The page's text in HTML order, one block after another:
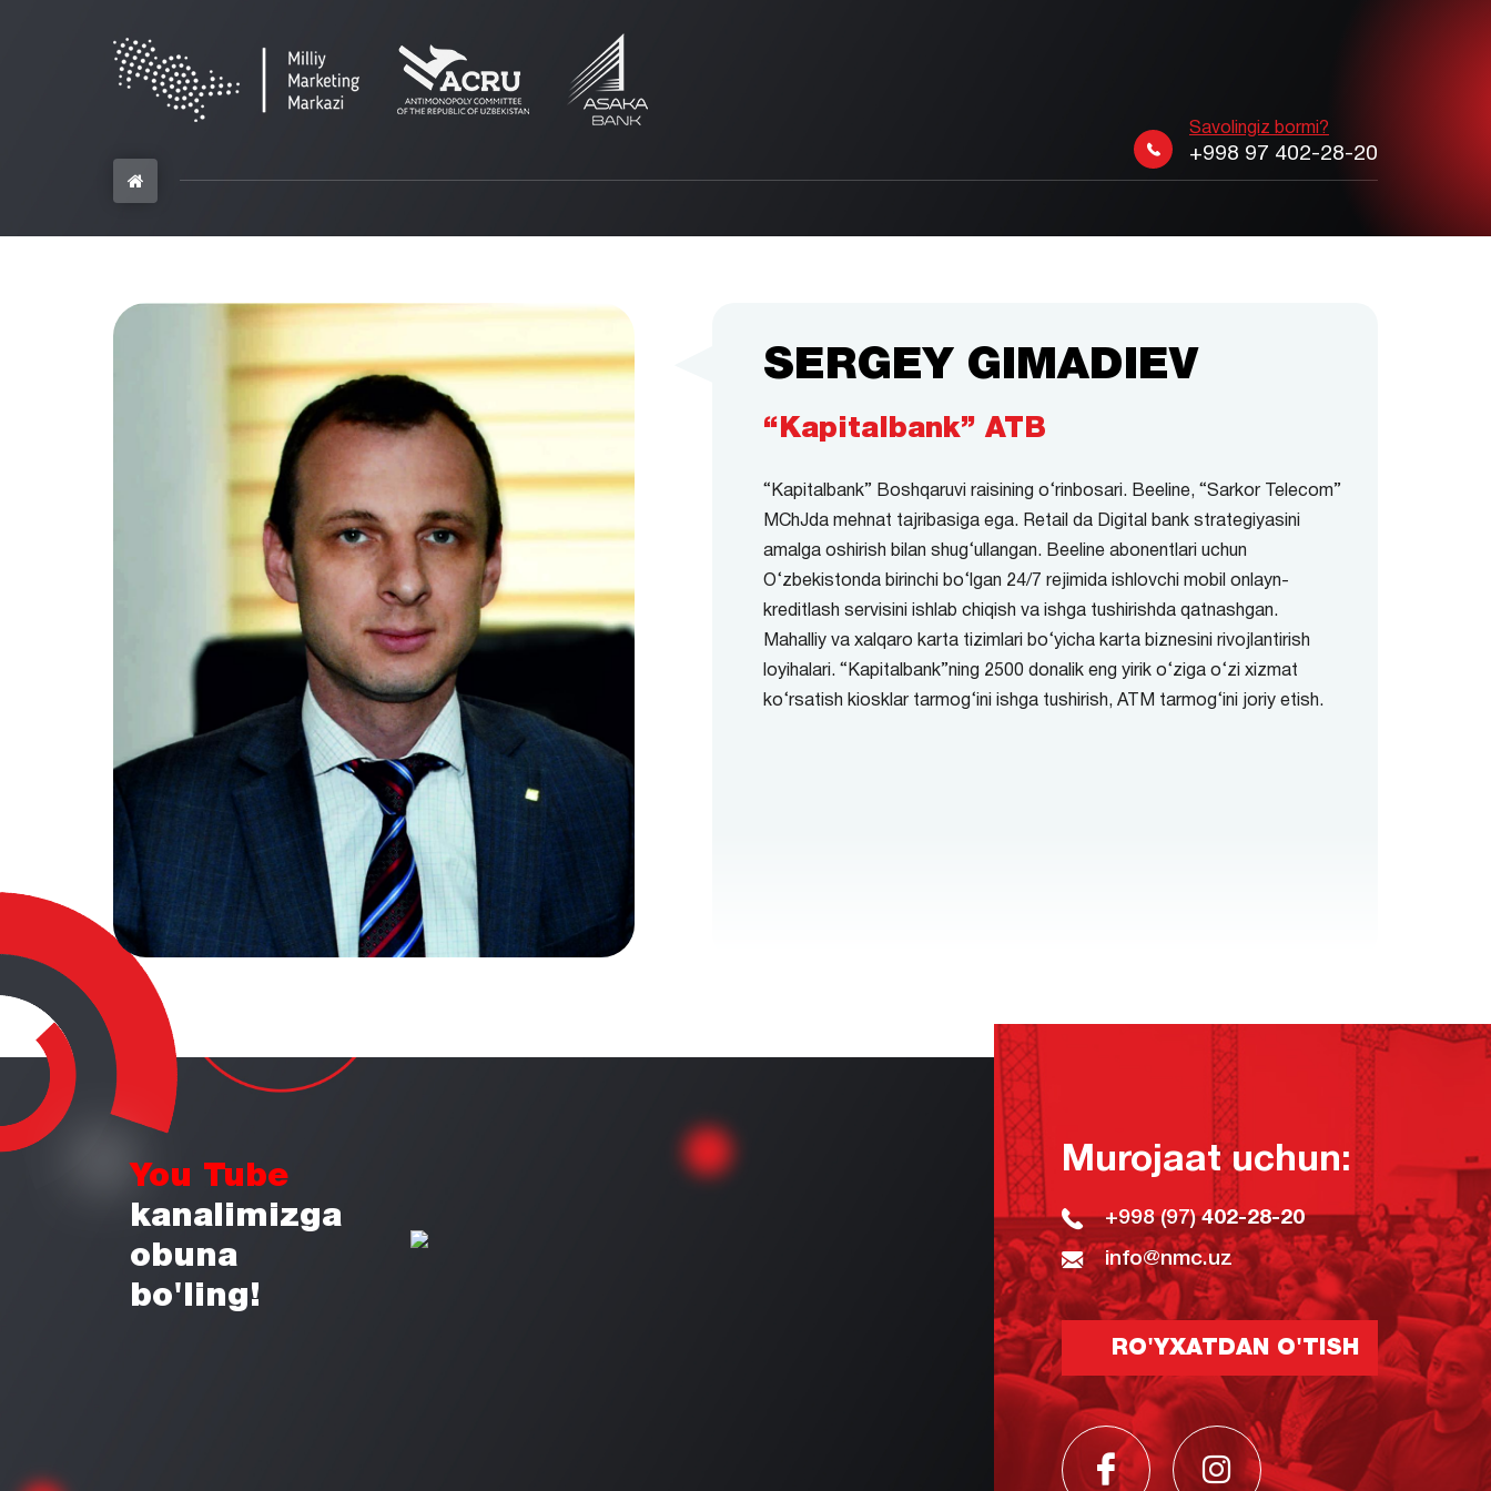
Savolingiz bormi?
+998 97 402-28-20
SERGEY GIMADIEV
“Kapitalbank” ATB
“Kapitalbank” Boshqaruvi raisining o‘rinbosari. Beeline, “Sarkor Telecom”
MChJda mehnat tajribasiga ega. Retail da Digital bank strategiyasini
amalga oshirish bilan shug‘ullangan. Beeline abonentlari uchun
O‘zbekistonda birinchi bo‘lgan 24/7 rejimida ishlovchi mobil onlayn-
kreditlash servisini ishlab chiqish va ishga tushirishda qatnashgan.
Mahalliy va xalqaro karta tizimlari bo‘yicha karta biznesini rivojlantirish
loyihalari. “Kapitalbank”ning 2500 donalik eng yirik o‘ziga o‘zi xizmat
ko‘rsatish kiosklar tarmog‘ini ishga tushirish, ATM tarmog‘ini joriy etish.
You Tube
kanalimizga
obuna
bo'ling!
Murojaat uchun:
+998 (97)402-28-20
info@nmc.uz
RO'YXATDAN O'TISH